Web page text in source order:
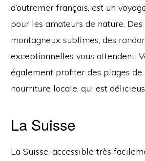
d’outremer français, est un
pour les amateurs de nature. Des
montagneux sublimes, des
exceptionnelles vous attendent.
également profiter des plages de
nourriture locale, qui est
La Suisse
La Suisse, accessible très